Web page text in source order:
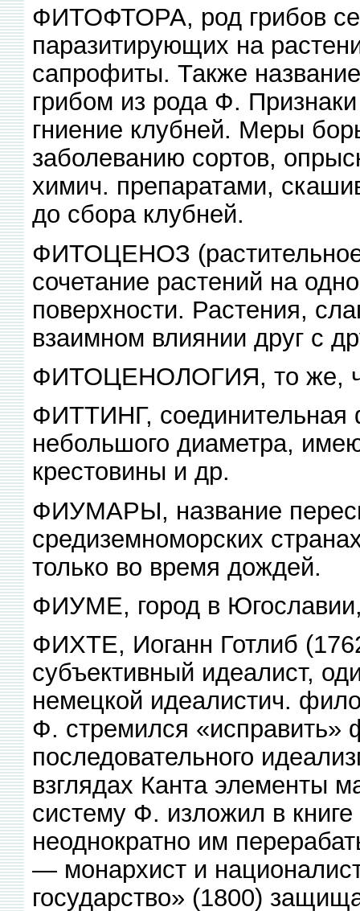
ФИТОФТОРА, род грибов
паразитирующих на
сапрофиты. Также
грибом из рода Ф.
гниение клубней. Меры
заболеванию сортов,
химич. препаратами,
до сбора клубней.
ФИТОЦЕНОЗ
сочетание растений на
поверхности. Растения,
взаимном влиянии друг с
ФИТОЦЕНОЛОГИЯ, то же,
ФИТТИНГ, соединительная
небольшого диаметра,
крестовины и др.
ФИУМАРЫ, название
средиземноморских
только во время дождей.
ФИУМЕ, город в
ФИХТЕ, Иоганн Готлиб
субъективный идеалист,
немецкой идеалистич.
Ф. стремился
последовательного
взглядах Канта элементы
систему Ф. изложил в
неоднократно им
— монархист и
государство» (1800)